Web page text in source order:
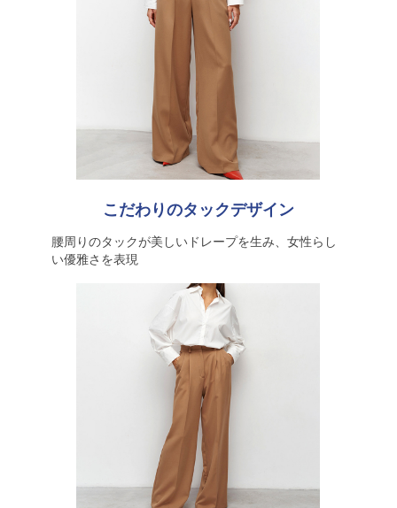
こだわりのタックデザイン
腰周りのタックが美しいドレープを生み、女性らし
い優雅さを表現